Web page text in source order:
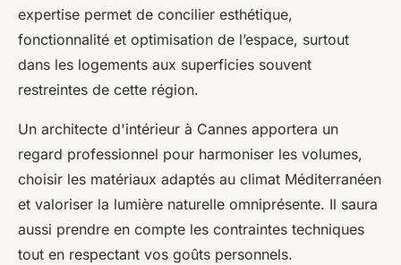
expertise permet de concilier esthétique,
fonctionnalité et optimisation de l’espace, surtout
dans les logements aux superficies souvent
restreintes de cette région.
Un architecte d'intérieur à Cannes apportera un
regard professionnel pour harmoniser les volumes,
choisir les matériaux adaptés au climat Méditerranéen
et valoriser la lumière naturelle omniprésente. Il saura
aussi prendre en compte les contraintes techniques
tout en respectant vos goûts personnels.